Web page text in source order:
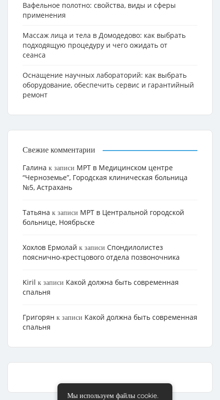
Вафельное полотно: свойства, виды и сферы
применения
Массаж лица и тела в Домодедово: как выбрать
подходящую процедуру и чего ожидать от
сеанса
Оснащение научных лабораторий: как выбрать
оборудование, обеспечить сервис и гарантийный
ремонт
Свежие комментарии
Галина к записи МРТ в Медицинском центре
“Черноземье”, Городская клиническая больница
№5, Астрахань
Татьяна к записи МРТ в Центральной городской
больнице, Ноябрьске
Хохлов Ермолай к записи Cпондилолистез
пояснично-крестцового отдела позвоночника
Kiril к записи Какой должна быть современная
спальня
Григорян к записи Какой должна быть современная
спальня
Мы используем файлы cookie.